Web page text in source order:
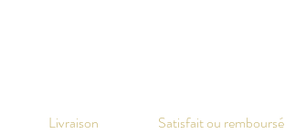
Livraison Satisfait ou remboursé